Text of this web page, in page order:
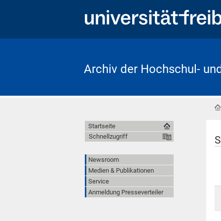
Archiv der Hochschul-
Startseite
Schnellzugriff
Newsroom
Medien & Publikationen
Service
Anmeldung Presseverteiler